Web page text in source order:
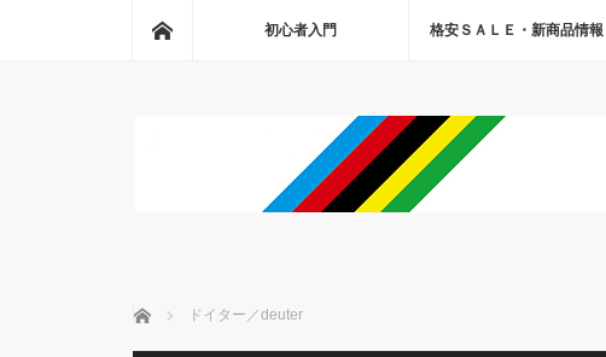
初心者入門 格安ＳＡＬＥ・新商品情報
ホーム ドイター／deuter